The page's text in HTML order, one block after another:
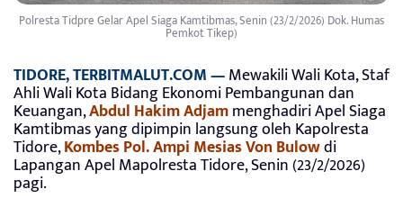
Polresta Tidpre Gelar Apel Siaga Kamtibmas, Senin (23/2/2026) Dok. Humas
Pemkot Tikep)
TIDORE, TERBITMALUT.COM —Mewakili Wali Kota, Staf
Ahli Wali Kota Bidang Ekonomi Pembangunan dan
Keuangan,Abdul HakimAdjammenghadiri Apel Siaga
Kamtibmas yang dipimpin langsung oleh Kapolresta
Tidore,Kombes Pol. Ampi Mesias Von Bulowdi
Lapangan Apel Mapolresta Tidore, Senin (23/2/2026)
pagi.